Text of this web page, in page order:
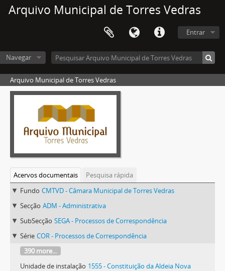
Arquivo Municipal de Torres Vedras
Entrar
Navegar
Arquivo Municipal de Torres Vedras
Acervos documentais
Pesquisa rápida
Fundo CMTVD - Câmara Municipal de Torres Vedras
Secção ADM - Administrativa
SubSecção SEGA - Processos de Correspondência
Série COR - Processos de Correspondência
390 more...
Unidade de instalação 1555 - Constituição da Aldeia Nova